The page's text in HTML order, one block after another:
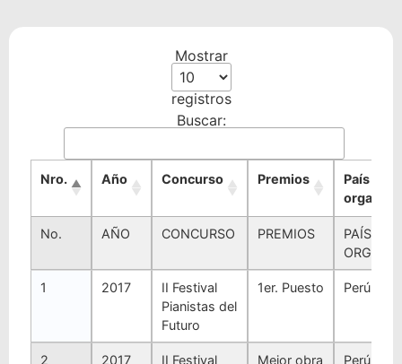
Mostrar
registros
Buscar:
Nro. Año Concurso Premios
País
No. AÑO CONCURSO PREMIOS
PAÍS
1 2017
II Festival
Pianistas del
Futuro
1er. Puesto Perú
2 2017
II Festival
Mejor obra
Perú